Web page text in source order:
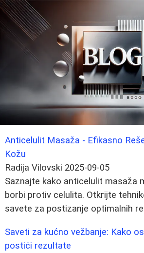
Anticelulit Masaža - Efikasno
Kožu
Radija Vilovski 2025-09-05
Saznajte kako anticelulit masaža
borbi protiv celulita. Otkrijte
savete za postizanje optimalnih
Saveti za kućno vežbanje: Kako
postići rezultate